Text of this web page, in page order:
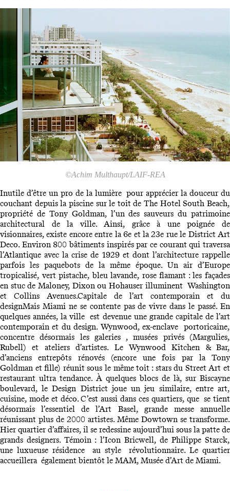
©Achim Multhaupt/LAIF-REA
Inutile d’être un pro de la lumière pour apprécier la douceur du
couchant depuis la piscine sur le toit de The Hotel South Beach,
propriété de Tony Goldman, l’un des sauveurs du patrimoine
architectural de la ville. Ainsi, grâce à une poignée de
visionnaires, existe encore entre la 6e et la 23e rue le District Art
Deco. Environ 800 bâtiments inspirés par ce courant qui traversa
l’Atlantique avec la crise de 1929 et dont l’architecture rappelle
parfois les paquebots de la même époque. Un air d’Europe
tropicalisé, vert pistache, bleu lavande, rose flamant : les façades
en stuc de Maloney, Dixon ou Hohauser illuminent Washington
et Collins Avenues.Capitale de l’art contemporain et du
designMais Miami ne se contente pas de vivre dans le passé. En
quelques années, la ville est devenue une grande capitale de l’art
contemporain et du design. Wynwood, ex-enclave portoricaine,
concentre désormais les galeries , musées privés (Margulies,
Rubell) et ateliers d’artistes. Le Wynwood Kitchen & Bar,
d’anciens entrepôts rénovés (encore une fois par la Tony
Goldman et fille) réunit sous le même toit : stars du Street Art et
restaurant ultra tendance. À quelques blocs de là, sur Biscayne
boulevard, le Design District joue un jeu similaire, entre art,
cuisine, mode et déco. C’est aussi dans ces quartiers, que se tient
désormais l’essentiel de l’Art Basel, grande messe annuelle
réunissant plus de 2000 artistes. Même Dowtown se transforme.
Hier quartier d’affaires, il se redessine aujourd’hui sous la patte de
grands designers. Témoin : l’Icon Bricwell, de Philippe Starck,
une luxueuse résidence au style révolutionnaire. Le quartier
accueillera également bientôt le MAM, Musée d’Art de Miami.